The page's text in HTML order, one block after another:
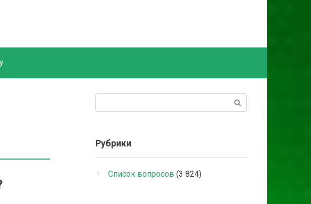
Рубрики
Список вопросов (3 824)